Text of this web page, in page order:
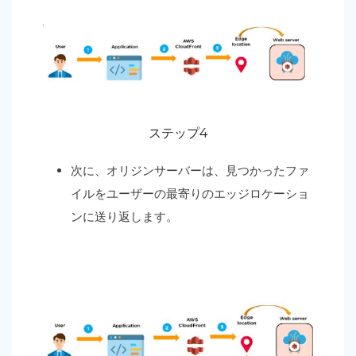
ステップ4
次に、オリジンサーバーは、見つかったファ
イルをユーザーの最寄りのエッジロケーショ
ンに送り返します。